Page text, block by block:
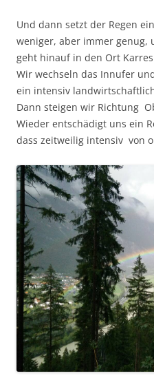
Und dann setzt der Regen
weniger, aber immer genug,
geht hinauf in den Ort
Wir wechseln das Innufer
ein intensiv
Dann steigen wir Richtung
Wieder entschädigt uns ein
dass zeitweilig intensiv von